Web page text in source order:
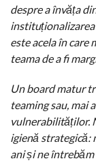
despre a învăța
este acela în
teama de a fi
Un board matur
teaming sau, mai
vulnerabilităților.
igienă strategică:
ani și ne întrebăm